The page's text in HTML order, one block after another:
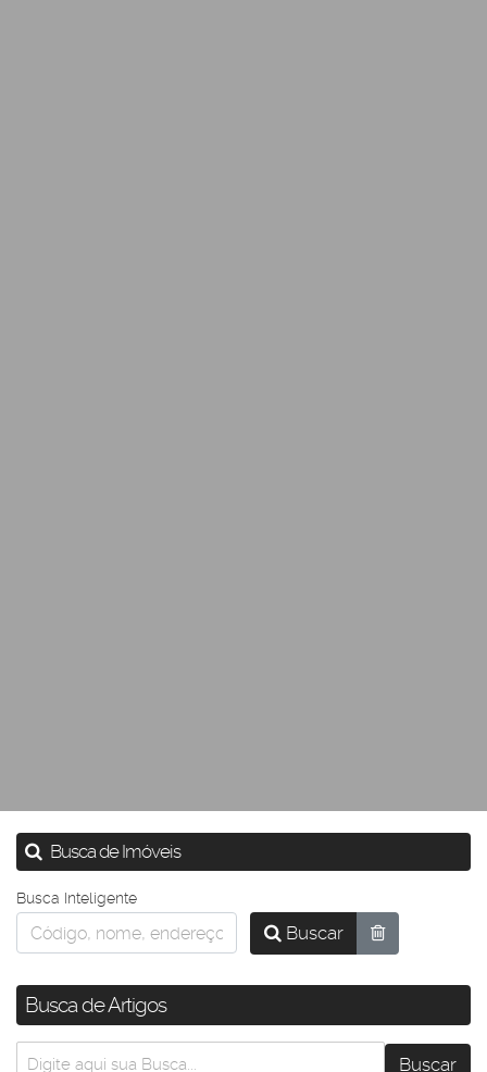
Busca de Imóveis
Busca Inteligente
Buscar
Busca de Artigos